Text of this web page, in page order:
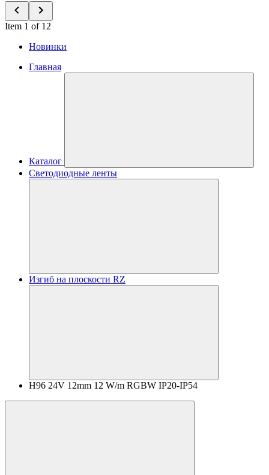
Item 1 of 12
Новинки
Главная
Каталог
Светодиодные ленты
Изгиб на плоскости RZ
H96 24V 12mm 12 W/m RGBW IP20-IP54